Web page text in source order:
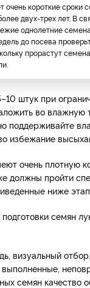
очень короткие сроки
двух-трех лет. В
однолетние
до посева
прорастут
штук при
во влажную
поддерживайте
избежание
очень плотную
должны пройти
ниже
семян
визуальный
семян качество